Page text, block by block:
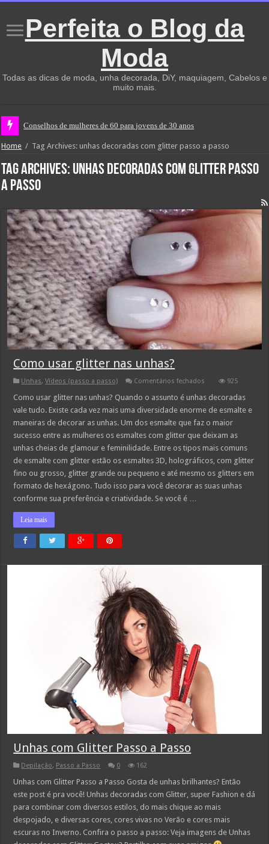
Perfeita o Blog da
Moda
Todas as dicas de moda, unha decorada, DiY, maquiagem, Cabelos e
muito mais.
Conselhos de mulheres de 60 para jovens de 30 anos
Home / Tag Archives: unhas decoradas com glitter passo a passo
Tag Archives: unhas decoradas com glitter passo
a passo
Como usar glitter nas unhas?
Unhas,Vídeos (passo a passo) Comentários fechados
usar
nas
unhas?
925
Como usar glitter nas unhas? Quando o assunto é unhas decoradas
vale tudo. Existe cada vez mais uma diversidade enorme de esmalte e
maneiras de decorar as unhas. Um dos esmalte que faz o maior
sucesso entre as mulheres os esmaltes com glitter que deixam as
unhas cheias de glamour e feminilidade. Entre os tipos mais comuns
de esmalte com glitter estão os esmaltes 3D, holográficos, com glitter
fino ou grosso, glitter grande ou pequeno e até mesmo os glitters em
formato de hexágono. Tudo isso para você decorar as suas unhas
conforme sua preferência e criatividade. Se você é …
Leia mais
Unhas com Glitter Passo a Passo
Depilação, Passo a Passo 0 162
Unhas com Glitter Passo a Passo Gosta de unhas brilhantes? Então
este post é pra você! Unhas decoradas com Glitter, super Fashion e dá
para combinar com diversos estilos, do mais chique ao mais
despojado, e diversas cores, cores vivas no Verão e cores mais
escuras no Inverno. Confira o passo a passo: Veja imagens de Unhas